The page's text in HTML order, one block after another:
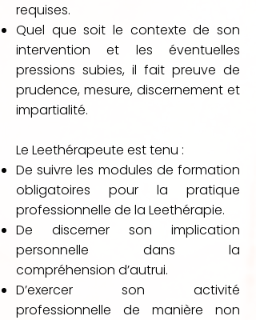
requises.
Quel que soit le contexte de son
intervention et les éventuelles
pressions subies, il fait preuve de
prudence, mesure, discernement et
impartialité. ​
Le Leethérapeute est tenu :
De suivre les modules de formation
obligatoires pour la pratique
professionnelle de la Leethérapie.
De discerner son implication
personnelle dans la
compréhension d’autrui.
D’exercer son activité
professionnelle de manière non